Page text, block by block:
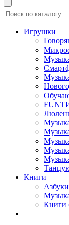
Игрушки
Книги
Азбуки
Книги